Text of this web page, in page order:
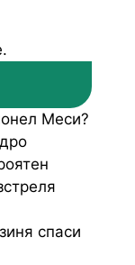
Меси?
спаси